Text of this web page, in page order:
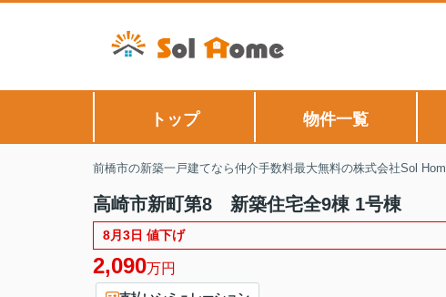
トップ 物件一覧
前橋市の新築一戸建てなら仲介手数料最大無料の株式会社Sol
高崎市新町第8 新築住宅全9棟 1号棟
8月3日 値下げ
2,090万円